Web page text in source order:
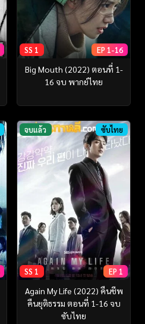
SS 1 EP 1-16
Big Mouth (2022) ตอนที่ 1-
16 จบ พากย์ไทย
จบแล้ว ซับไทย
SS 1 EP 1
Again My Life (2022) คืนชีพ
คืนยุติธรรม ตอนที่ 1-16 จบ
ซับไทย